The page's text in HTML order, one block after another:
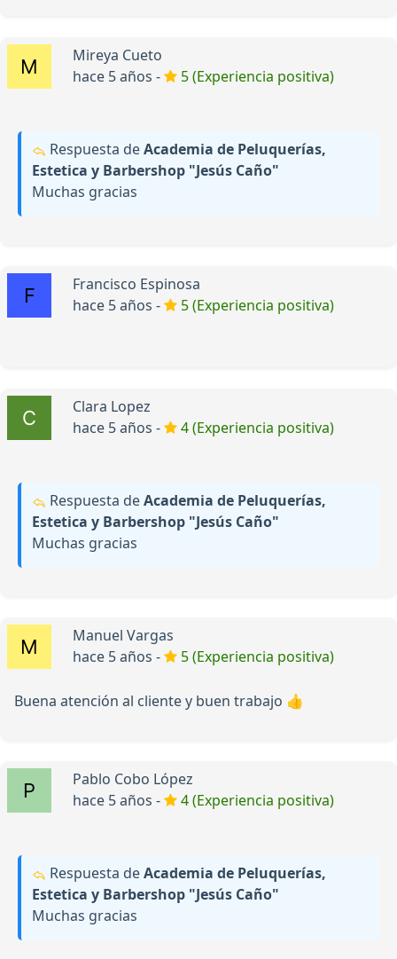
Mireya Cueto
hace 5 años -
5 (Experiencia positiva)
Respuesta deAcademia de Peluquerías,
Estetica y Barbershop "Jesús Caño"
Muchas gracias
Francisco Espinosa
hace 5 años -
5 (Experiencia positiva)
Clara Lopez
hace 5 años -
4 (Experiencia positiva)
Respuesta deAcademia de Peluquerías,
Estetica y Barbershop "Jesús Caño"
Muchas gracias
Manuel Vargas
hace 5 años -
5 (Experiencia positiva)
Buena atención al cliente y buen trabajo 👍
Pablo Cobo López
hace 5 años -
4 (Experiencia positiva)
Respuesta deAcademia de Peluquerías,
Estetica y Barbershop "Jesús Caño"
Muchas gracias